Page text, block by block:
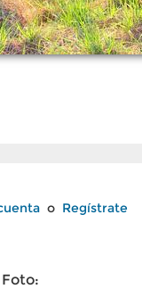
o Regístrate